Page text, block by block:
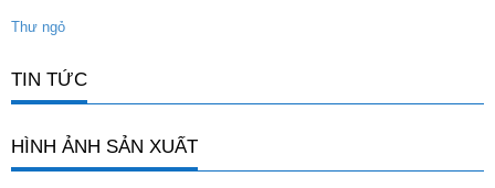
Thư ngỏ
TIN TỨC
HÌNH ẢNH SẢN XUẤT